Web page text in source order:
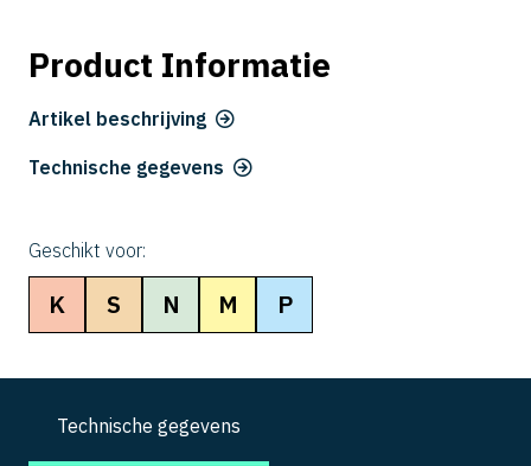
Product Informatie
Artikel beschrijving
Technische gegevens
Geschikt voor:
K S N M P
Technische gegevens